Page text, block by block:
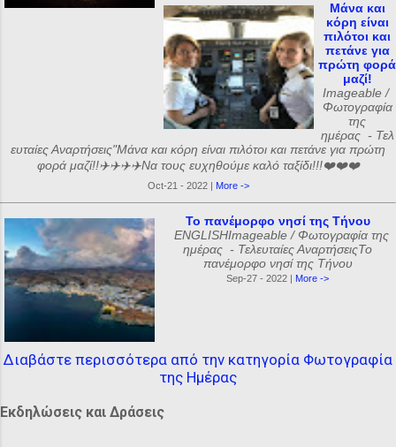
Μάνα και
κόρη είναι
πιλότοι και
πετάνε για
πρώτη φορά
μαζί!
Imageable /
Φωτογραφία
της
ημέρας - Τελ
ευταίες Αναρτήσεις"Μάνα και κόρη είναι πιλότοι και πετάνε για πρώτη
φορά μαζί!!✈️✈️✈️✈️Να τους ευχηθούμε καλό ταξίδι!!!❤️❤️❤️
Oct-21 - 2022 | More ->
Το πανέμορφο νησί της Τήνου
ENGLISHImageable / Φωτογραφία της
ημέρας - Τελευταίες ΑναρτήσειςΤο
πανέμορφο νησί της Τήνου
Sep-27 - 2022 | More ->
Διαβάστε περισσότερα από την κατηγορία Φωτογραφία
της Ημέρας
Εκδηλώσεις και Δράσεις